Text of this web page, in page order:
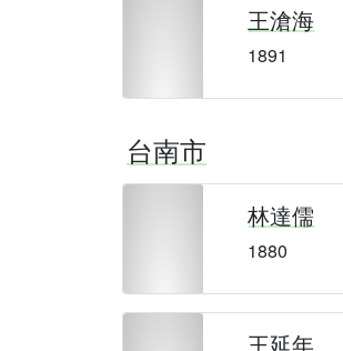
王滄海
1891
台南市
林達儒
1880
王延年